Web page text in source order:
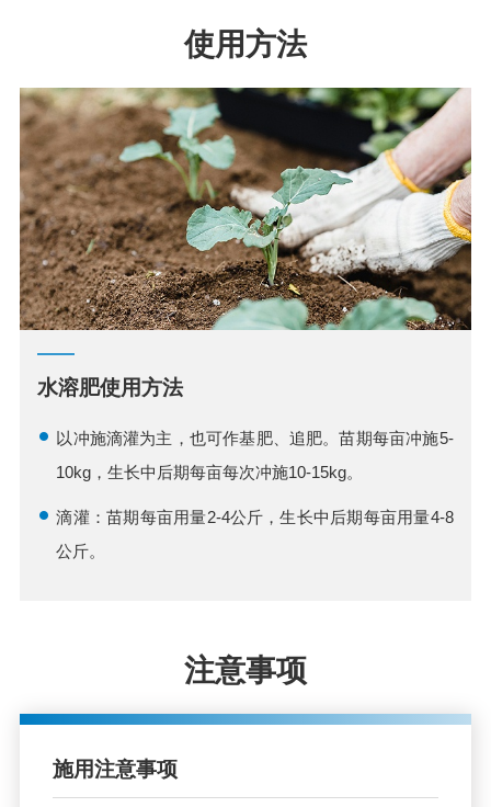
使用方法
水溶肥使用方法
以冲施滴灌为主，也可作基肥、追肥。苗期每亩冲施5-
10kg，生长中后期每亩每次冲施10-15kg。
滴灌：苗期每亩用量2-4公斤，生长中后期每亩用量4-8
公斤。
注意事项
施用注意事项